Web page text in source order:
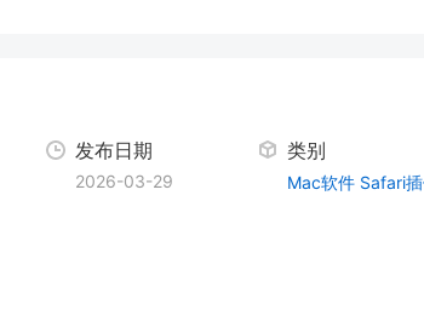
发布日期
2026-03-29
类别
Mac软件 Safari